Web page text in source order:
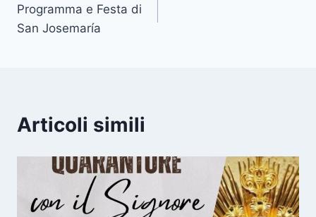
Programma e Festa di
San Josemaría
Articoli simili